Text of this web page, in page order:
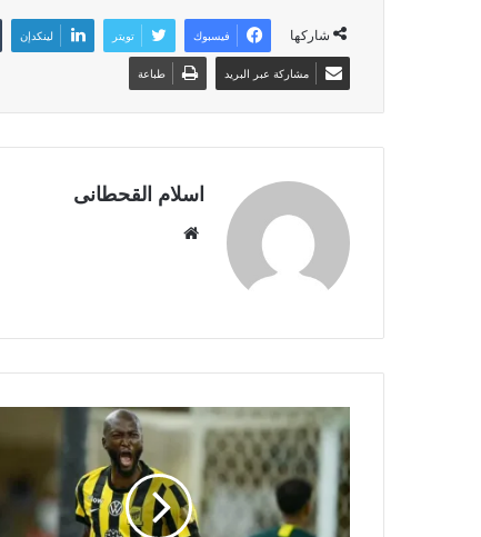
شاركها فيسبوك تويتر لينكدإن
مشاركة عبر البريد طباعة
اسلام القحطانى
ا
ي